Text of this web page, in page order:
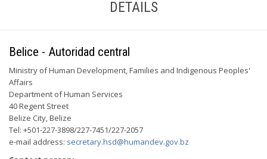
DETAILS
Belice - Autoridad central
Ministry of Human Development, Families and Indigenous Peoples'
Affairs
Department of Human Services
40 Regent Street
Belize City, Belize
Tel: +501-227-3898/227-7451/227-2057
e-mail address: secretary.hsd@humandev.gov.bz